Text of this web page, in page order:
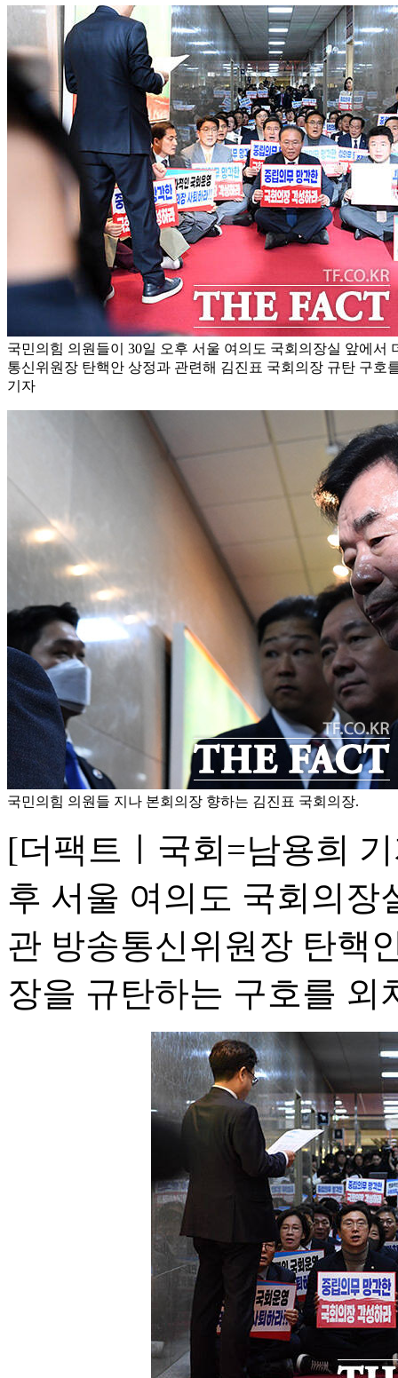
국민의힘 의원들이 30일 오후 서울 여의도 국회의장실 앞에서
통신위원장 탄핵안 상정과 관련해 김진표 국회의장 규탄 구호
기자
국민의힘 의원들 지나 본회의장 향하는 김진표 국회의장.
[더팩트ㅣ국회=남용희
후 서울 여의도 국회의장
관 방송통신위원장 탄핵
장을 규탄하는 구호를 외